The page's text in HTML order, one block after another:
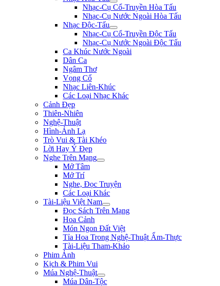
Nhạc-Cụ Cổ-Truyền Hòa Tấu
Nhạc-Cụ Nước Ngoài Hòa Tấu
Nhạc Độc-Tấu
Nhạc-Cụ Cổ-Truyền Độc Tấu
Nhạc-Cụ Nước Ngoài Độc Tấu
Ca Khúc Nước Ngoài
Dân Ca
Ngâm Thơ
Vọng Cổ
Nhạc Liên-Khúc
Các Loại Nhạc Khác
Cảnh Đẹp
Thiên-Nhiên
Nghệ-Thuật
Hình-Ảnh Lạ
Trò Vui & Tài Khéo
Lời Hay Ý Đẹp
Nghe Trên Mạng
Mở Tâm
Mở Trí
Nghe, Đọc Truyện
Các Loại Khác
Tài-Liệu Việt Nam
Đọc Sách Trên Mạng
Hoa Cảnh
Món Ngon Đất Việt
Tỉa Hoa Trong Nghệ-Thuật Ẩm-Thực
Tài-Liệu Tham-Khảo
Phim Ảnh
Kịch & Phim Vui
Múa Nghệ-Thuật
Múa Dân-Tộc